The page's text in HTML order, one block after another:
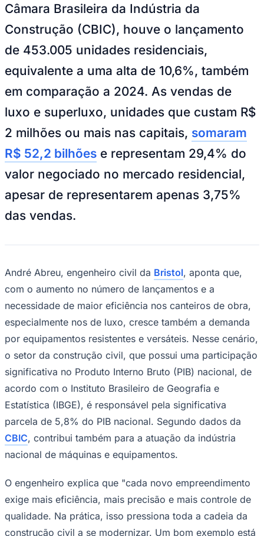
Sport
Juventude
Freepik —Foto:Divulgação
Segundo aExame , em 2025, o mercado
imobiliário movimentou R$ 264,2 bilhões
no Brasil, tendo uma alta de 3,5%, se
comparado a 2024. De acordo com a
Câmara Brasileira da Indústria da
Construção (CBIC), houve o lançamento
de 453.005 unidades residenciais,
equivalente a uma alta de 10,6%, também
em comparação a 2024. As vendas de
luxo e superluxo, unidades que custam R$
2 milhões ou mais nas capitais,somaram
R$ 52,2 bilhõese representam 29,4% do
valor negociado no mercado residencial,
apesar de representarem apenas 3,75%
André Abreu, engenheiro civil da Bristol, aponta que,